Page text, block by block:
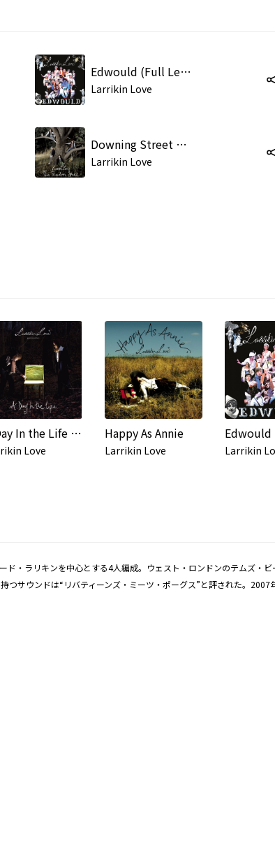
Edwould (Full Length Version)
Larrikin Love
Downing Street Kindling (New Version)
Larrikin Love
A Day In the Life (3 Track DMD)
Love
Happy As Annie
Larrikin Love Larrikin
・ラリキンを中心とする4人編成。ウェスト・ロンドンのテムズ・
つサウンドは“リバティーンズ・ミーツ・ポーグス”と評された。2007